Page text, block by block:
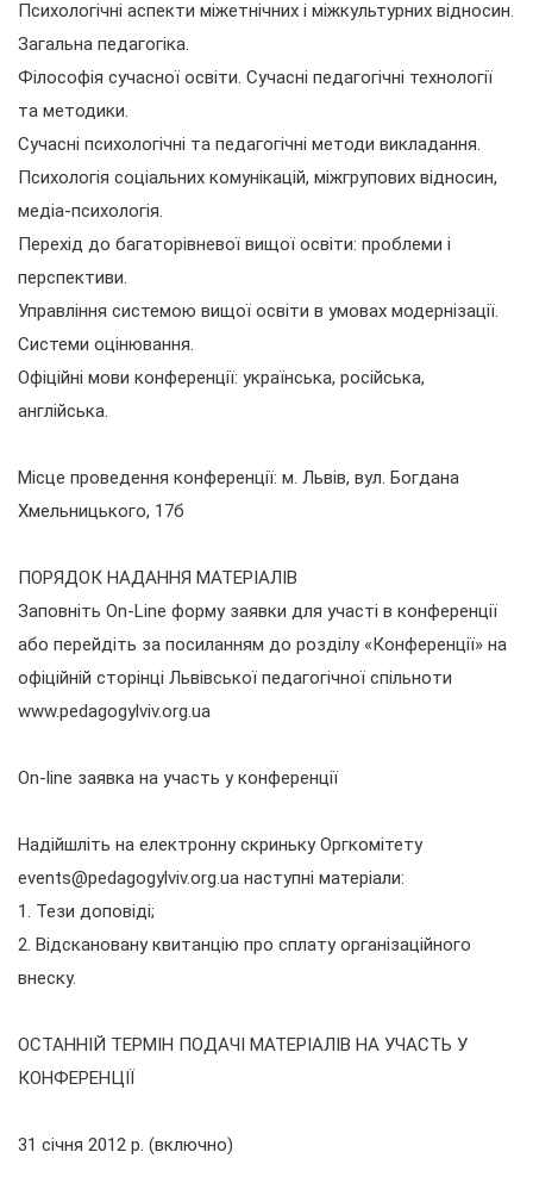
Психологічні аспекти міжетнічних і міжкультурних відносин.
Загальна педагогіка.
Філософія сучасної освіти. Сучасні педагогічні технології
та методики.
Сучасні психологічні та педагогічні методи викладання.
Психологія соціальних комунікацій, міжгрупових відносин,
медіа-психологія.
Перехід до багаторівневої вищої освіти: проблеми і
перспективи.
Управління системою вищої освіти в умовах модернізації.
Системи оцінювання.
Офіційні мови конференції: українська, російська,
англійська.
Місце проведення конференції: м. Львів, вул. Богдана
Хмельницького, 17б
ПОРЯДОК НАДАННЯ МАТЕРІАЛІВ
Заповніть On-Line форму заявки для участі в конференції
або перейдіть за посиланням до розділу «Конференції» на
офіційній сторінці Львівської педагогічної спільноти
www.pedagogylviv.org.ua
On-line заявка на участь у конференції
Надійшліть на електронну скриньку Оргкомітету
events@pedagogylviv.org.ua наступні матеріали:
1. Тези доповіді;
2. Відскановану квитанцію про сплату організаційного
внеску.
ОСТАННІЙ ТЕРМІН ПОДАЧІ МАТЕРІАЛІВ НА УЧАСТЬ У
КОНФЕРЕНЦІЇ
31 січня 2012 р. (включно)